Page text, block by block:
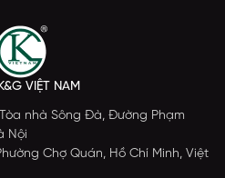
VIỆT NAM
Tòa nhà Sông Đà, Đường Phạm
Nội
Chợ Quán, Hồ Chí Minh, Việt